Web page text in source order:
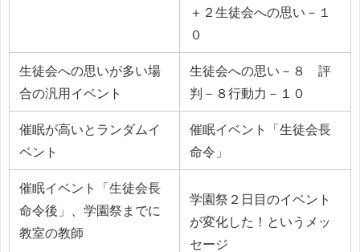
＋２生徒会への思い－１
０
生徒会への思いが多い場
合の汎用イベント
生徒会への思い－８ 評
判－８行動力－１０
催眠が高いとランダムイ
ベント
催眠イベント「生徒会長
命令」
催眠イベント「生徒会長
命令後」、学園祭までに
教室の教師
学園祭２日目のイベント
が変化した！というメッ
セージ